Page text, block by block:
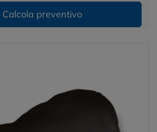
Calcola preventivo